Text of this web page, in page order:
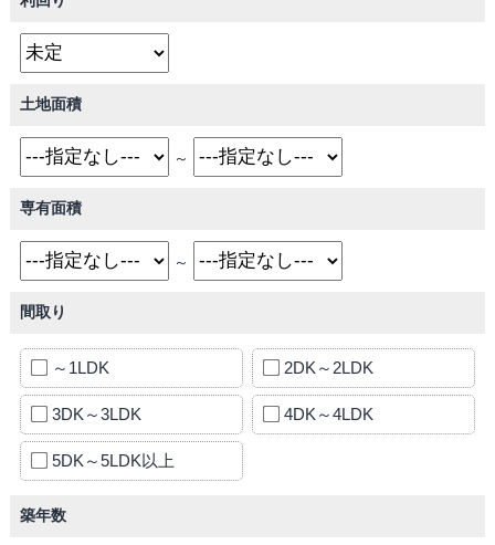
土地面積
～
専有面積
～
間取り
～1LDK 2DK～2LDK
3DK～3LDK 4DK～4LDK
5DK～5LDK以上
築年数